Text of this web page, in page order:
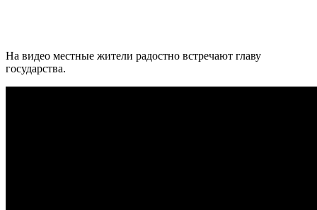
На видео местные жители радостно встречают главу
государства.